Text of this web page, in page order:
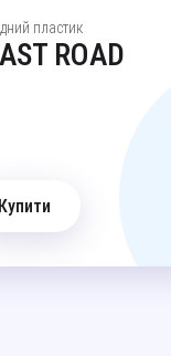
пластик
ROAD
Купити